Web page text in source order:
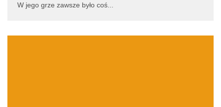
W jego grze zawsze było coś